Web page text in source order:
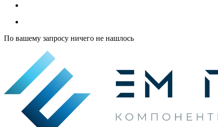
По вашему запросу ничего не нашлось